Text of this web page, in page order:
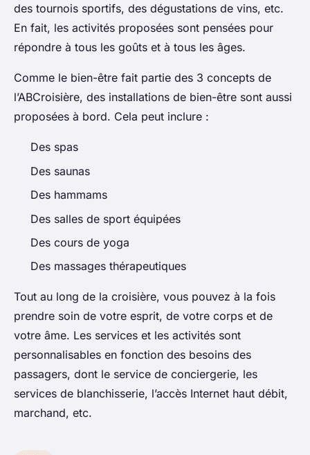
des tournois sportifs, des dégustations de vins, etc.
En fait, les activités proposées sont pensées pour
répondre à tous les goûts et à tous les âges.
Comme le bien-être fait partie des 3 concepts de
l’ABCroisière, des installations de bien-être sont aussi
proposées à bord. Cela peut inclure :
Des spas
Des saunas
Des hammams
Des salles de sport équipées
Des cours de yoga
Des massages thérapeutiques
Tout au long de la croisière, vous pouvez à la fois
prendre soin de votre esprit, de votre corps et de
votre âme. Les services et les activités sont
personnalisables en fonction des besoins des
passagers, dont le service de conciergerie, les
services de blanchisserie, l’accès Internet haut débit,
marchand, etc.